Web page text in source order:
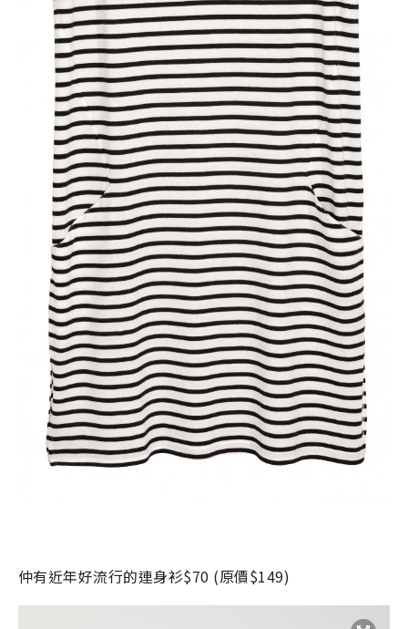
仲有近年好流行的連身衫$70 (原價$149)